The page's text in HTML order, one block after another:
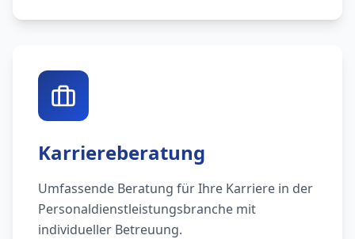
Karriereberatung
Umfassende Beratung für Ihre Karriere in der
Personaldienstleistungsbranche mit
individueller Betreuung.